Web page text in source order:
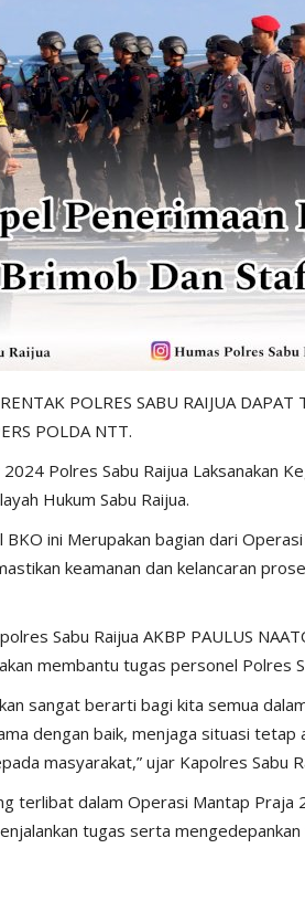
POLRES SABU RAIJUA
POLDA NTT.
Polres Sabu Raijua Laksanakan
Hukum Sabu Raijua.
BKO ini Merupakan bagian dari
keamanan dan kelancaran
Sabu Raijua AKBP PAULUS
membantu tugas personel Polres
sangat berarti bagi kita semua
dengan baik, menjaga situasi
masyarakat,” ujar Kapolres Sabu
terlibat dalam Operasi Mantap Praja
tugas serta
Satgas Binmas himbau
damai 2024
Raijua 432